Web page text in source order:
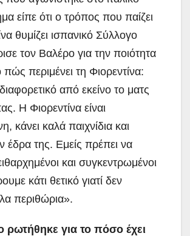
είπε ότι ο τρόπος που παίζει
θυμίζει ισπανικό Σύλλογο
τον Βαλέρο για την ποιότητα
πώς περιμένει τη Φιορεντίνα:
από εκείνο το ματς
Η Φιορεντίνα είναι
κάνει καλά παιχνίδια και
έδρα της. Εμείς πρέπει να
και συγκεντρωμένοι
κάτι θετικό γιατί δεν
περιθώρια».
για το πόσο έχει